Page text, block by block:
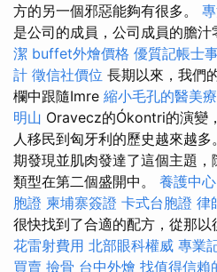
方的另一個邪惡能夠有很多。
是公司的成員，公司成員的膽汁
潔 buffet外燴價格 優質記帳士
計 徵信社價位 長期以來，我們
欄中跟隨Imre 縮小毛孔的醫美
明山 Oravecz的Ókontri的演變
人移民到匈牙利的歷史越來越
期發現並肌肉發達了這個主題
類型在第二個盛開中。 養護中
胞證 柬埔寨簽證 卡式台胞證 律
很快找到了合適的配方，從那以
花雷射費用 北部眼科權威 專業
買賣 撿骨 台中外燴 找值得信